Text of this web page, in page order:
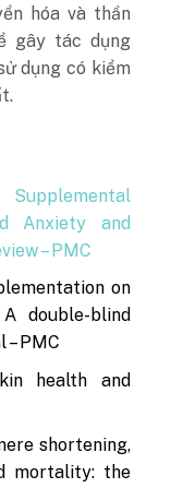
hóa và thần
gây tác dụng
dụng có kiểm
Anxiety and
– PMC
on
double-blind
PMC
health and
shortening,
mortality: the